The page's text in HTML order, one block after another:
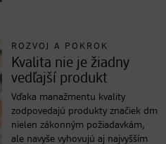
ROZVOJ A POKROK
Kvalita nie je žiadny
vedľajší produkt
Vďaka manažmentu kvality
zodpovedajú produkty značiek dm
nielen zákonným požiadavkám,
ale navyše vyhovujú aj najvyšším